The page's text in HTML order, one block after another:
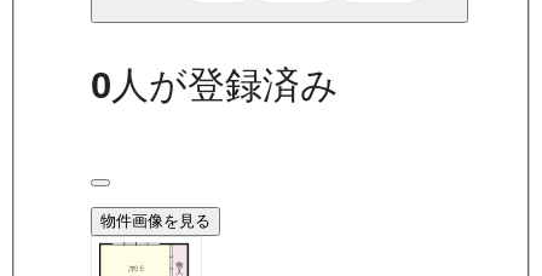
0人が登録済み
物件画像を見る